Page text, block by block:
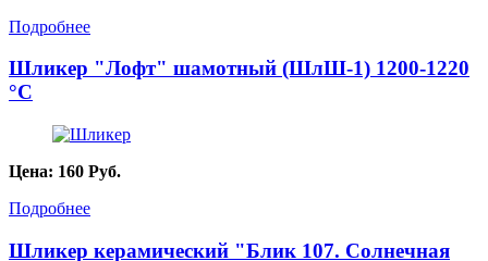
Подробнее
Шликер "Лофт" шамотный (ШлШ-1) 1200-1220
°С
Цена: 160 Руб.
Подробнее
Шликер керамический "Блик 107. Солнечная